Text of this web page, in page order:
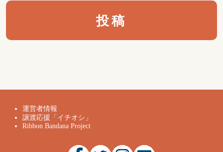
運営者情報
譲渡応援「イチオシ」
Ribbon Bandana Project